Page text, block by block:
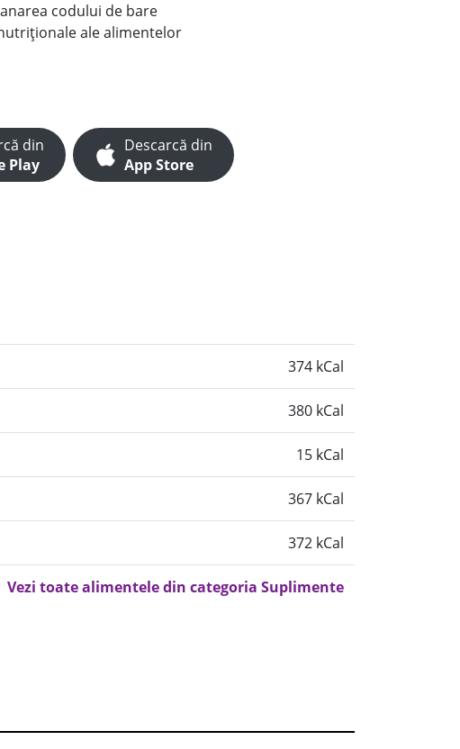
codului de bare
ale alimentelor
din
Play
Descarcă din
App Store
374 kCal
380 kCal
15 kCal
367 kCal
372 kCal
Vezi toate alimentele din categoria Suplimente